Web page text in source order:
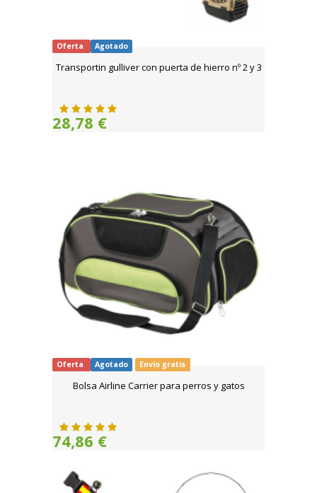
Oferta Agotado
Transportin gulliver con puerta de hierro nº 2 y 3
28,78 €
Oferta Agotado Envío gratis
Bolsa Airline Carrier para perros y gatos
74,86 €